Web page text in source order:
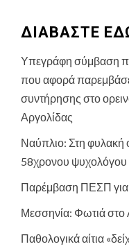
ΔΙΑΒΑΣΤΕ
Υπεγράφη σύμβαση
που αφορά
συντήρησης στο
Αργολίδας
Ναύπλιο: Στη φυλακή
58χρονου ψυχολόγου
Παρέμβαση ΠΕΣΠ για
Μεσσηνία: Φωτιά στο
Παθολογικά αίτια